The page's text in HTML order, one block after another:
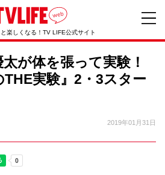
楽しくなる！TV LIFE公式サイト
が体を張って実験！
THE実験』2・3スター
2019年01月31日